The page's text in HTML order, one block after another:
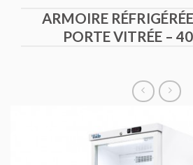
ARMOIRE
PORTE VITRÉE –